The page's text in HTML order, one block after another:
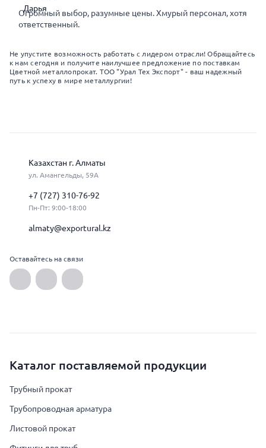
Огромный выбор, разумные цены. Хмурый персонал, хотя
ответственный.
Не упустите возможность работать с лидером отрасли! Обращайтесь
к нам сегодня и получите наилучшее предложение по поставкам
Цветной металлопрокат. ТОО "Урал Тех Экспорт" - ваш надежный
путь к успеху в мире металлургии!
Казахстан г. Алматы
ул. Амангельды, 59А
+7 (727) 310-76-92
Пн-Пт: 9:00-18:00
almaty@exportural.kz
Оставайтесь на связи
Каталог поставляемой продукции
Трубный прокат
Трубопроводная арматура
Листовой прокат